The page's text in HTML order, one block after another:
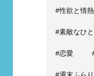
#性欲と情熱
#素敵なひ
#恋愛